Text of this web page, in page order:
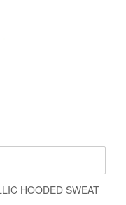
HOODED SWEAT